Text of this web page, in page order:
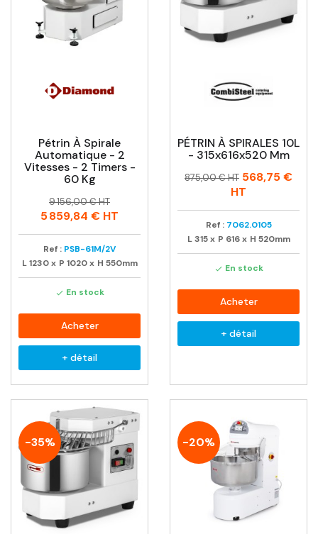
Pétrin À Spirale
Automatique - 2
Vitesses - 2 Timers -
60 Kg
Prix
Prix
habituel
9 156,00 € HT
5 859,84 € HT
Ref : PSB-61M/2V
L 1230 x P 1020 x H 550mm
 En stock
Acheter
+ détail
PÉTRIN À SPIRALES 10L
- 315x616x520 Mm
Prix
Prix
875,00 € HT 568,75 €
HT
Ref : 7062.0105
L 315 x P 616 x H 520mm
 En stock
Acheter
+ détail
-35% -20%